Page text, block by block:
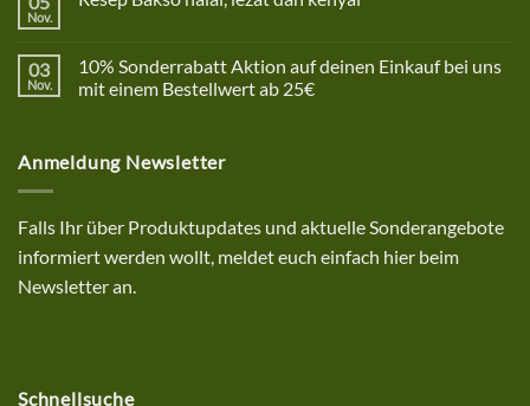
Nov.
Resep
Bakso
halal,
03
Nov.
10% Sonderrabatt Aktion auf deinen Einkauf bei uns
mit einem Bestellwert ab 25€
10%
Sonderrabatt
deinen
Einkauf
uns
mit
einem
Anmeldung Newsletter
Falls Ihr über Produktupdates und aktuelle Sonderangebote
informiert werden wollt, meldet euch einfach hier beim
Newsletter an.
Schnellsuche